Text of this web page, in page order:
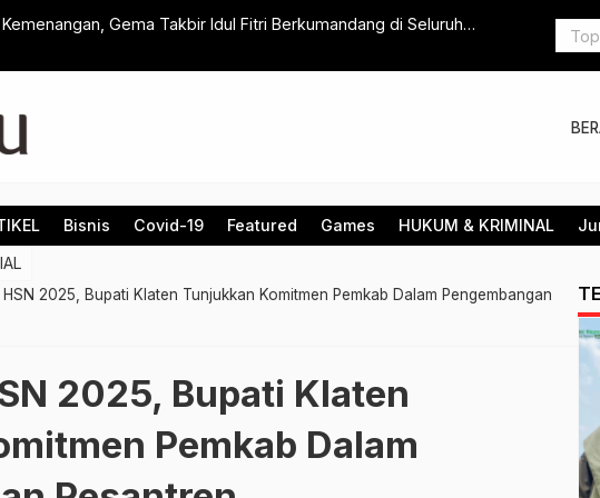
Gema Takbir Idul Fitri Berkumandang di Seluruh
Kaki Palsu
Bisnis Covid-19 Featured Games HUKUM & KRIMINAL
HSN 2025, Bupati Klaten Tunjukkan Komitmen Pemkab Dalam Pengembangan
2025, Bupati Klaten
Pemkab Dalam